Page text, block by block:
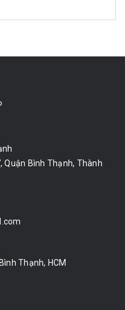
Quận Bình Thạnh, Thành
Thạnh, HCM